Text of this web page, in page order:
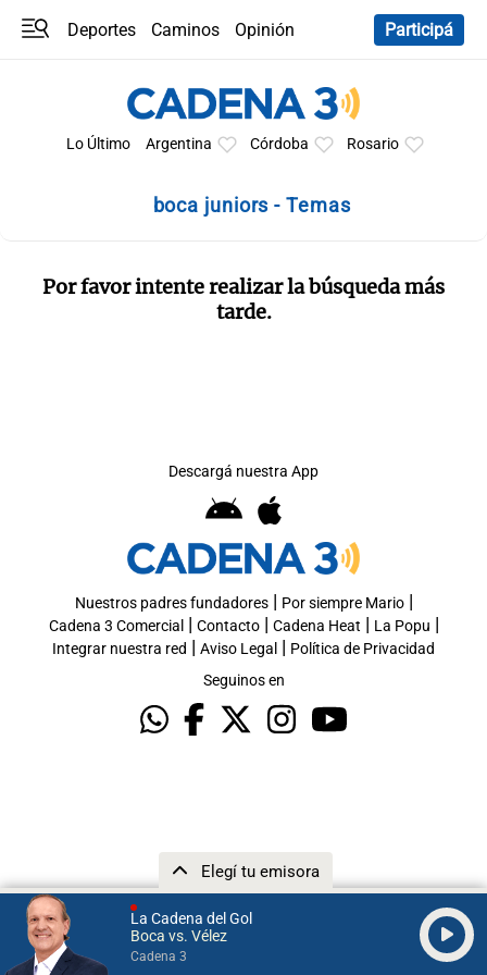
La Cadena del Gol
Boca vs. Vélez
Cadena 3
Elegí tu emisora
Deportes Caminos
Opinión
Participá
Lo Último Argentina Córdoba Rosario
boca juniors - Temas
Por favor intente realizar la búsqueda más
tarde.
Descargá nuestra App
Nuestros padres fundadores| Por siempre Mario|
Cadena 3 Comercial | Contacto| Cadena Heat | La Popu |
Integrar nuestra red | Aviso Legal | Política de Privacidad
Seguinos en